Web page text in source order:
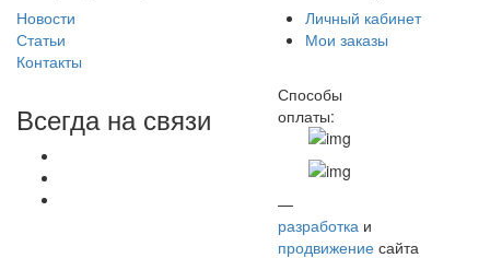
Новости
Статьи
Контакты
Личный кабинет
Мои заказы
Всегда на связи
Способы
оплаты:
—
разработка и
продвижение сайта